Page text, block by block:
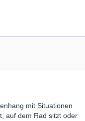
mit Situationen
auf dem Rad sitzt oder